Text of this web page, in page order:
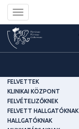
Toggle
navigation
FELVETTEK
KLINIKAI KÖZPONT
FELVÉTELIZŐKNEK
FELVETT HALLGATÓKNAK
HALLGATÓKNAK